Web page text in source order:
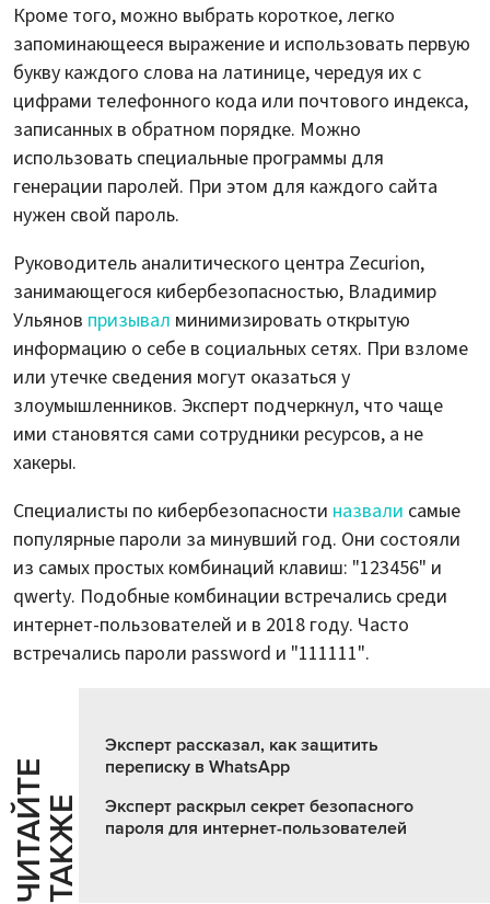
Кроме того, можно выбрать короткое, легко
запоминающееся выражение и использовать первую
букву каждого слова на латинице, чередуя их с
цифрами телефонного кода или почтового индекса,
записанных в обратном порядке. Можно
использовать специальные программы для
генерации паролей. При этом для каждого сайта
нужен свой пароль.
Руководитель аналитического центра Zecurion,
занимающегося кибербезопасностью, Владимир
Ульянов призывал минимизировать открытую
информацию о себе в социальных сетях. При взломе
или утечке сведения могут оказаться у
злоумышленников. Эксперт подчеркнул, что чаще
ими становятся сами сотрудники ресурсов, а не
хакеры.
Специалисты по кибербезопасности назвали самые
популярные пароли за минувший год. Они состояли
из самых простых комбинаций клавиш: "123456" и
qwerty. Подобные комбинации встречались среди
интернет-пользователей и в 2018 году. Часто
встречались пароли password и "111111".
Ч
И
Т
АЙ
Т
Е
Т
А
К
ЖЕ
Эксперт рассказал, как защитить
переписку в WhatsApp
Эксперт раскрыл секрет безопасного
пароля для интернет-пользователей